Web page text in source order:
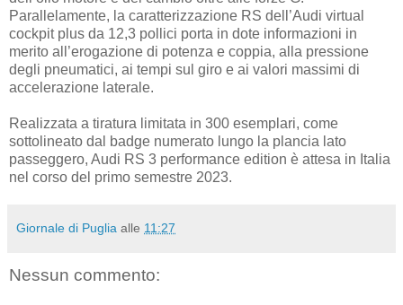
Parallelamente, la caratterizzazione RS dell’Audi virtual
cockpit plus da 12,3 pollici porta in dote informazioni in
merito all’erogazione di potenza e coppia, alla pressione
degli pneumatici, ai tempi sul giro e ai valori massimi di
accelerazione laterale.
Realizzata a tiratura limitata in 300 esemplari, come
sottolineato dal badge numerato lungo la plancia lato
passeggero, Audi RS 3 performance edition è attesa in Italia
nel corso del primo semestre 2023.
Giornale di Puglia alle 11:27
Nessun commento: